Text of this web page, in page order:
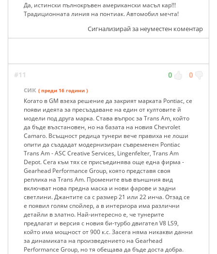
Да, истински пълнокръвен американски масъл кар!!!
Традиционната линия на понтиак. Автомобил мечта!
Сигнализирай за неуместен коментар
#11 0 0
сик ( преди 16 години )
Когато в GM взеха решение да закрият марката Pontiac, се
появи идеята за пресъздаване на един от култовите й
модели под друга марка. Става въпрос за Trans Am, който
да бъде възстановен, но на базата на новия Chevrolet
Camaro. Всъщност редица тунери вече правиха не лоши
опити да създадат модернизиран съвременен Pontiac
Trans Am - ASC Creative Services, Lingenfelter, Trans Am
Depot. Сега към тях се присъединява още една фирма -
Gearhead Performance Group, която представя своя
реплика на Trans Am. Промените във външния вид
включват нова предна маска и нови фарове и задни
светлини. Джантите са с размер 21 или 22 инча. Отзад се
е появил голям спойлер, а в интериора има различни
детайли в златно. Най-интересно е, че тунерите
предлагат и версия с новия би-турбо двигател V8 LS9,
който има мощност от 900 к.с. Засега няма никакви данни
за динамиката на произведението на Gearhead
Performance Group, но тя обещава да бъде доста добра.